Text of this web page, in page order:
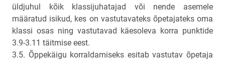
üldjuhul kõik klassijuhatajad või nende asemele
määratud isikud, kes on vastutavateks õpetajateks oma
klassi osas ning vastutavad käesoleva korra punktide
3.9-3.11 täitmise eest.
3.5. Õppekäigu korraldamiseks esitab vastutav õpetaja